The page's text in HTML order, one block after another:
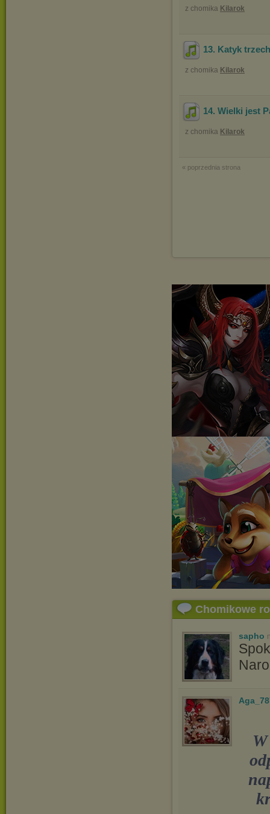
z chomika Kilarok
13. Katyk
z chomika Kilarok
14. Wielki jest
z chomika Kilarok
« poprzednia strona
Chomikowe
sapho